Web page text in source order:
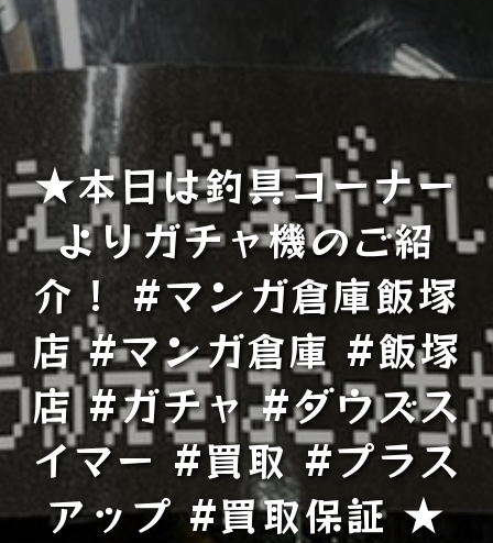
★本日は釣具コーナー
よりガチャ機のご紹
介！ #マンガ倉庫飯塚
店 #マンガ倉庫 #飯塚
店 #ガチャ #ダウズス
イマー #買取 #プラス
アップ #買取保証 ★